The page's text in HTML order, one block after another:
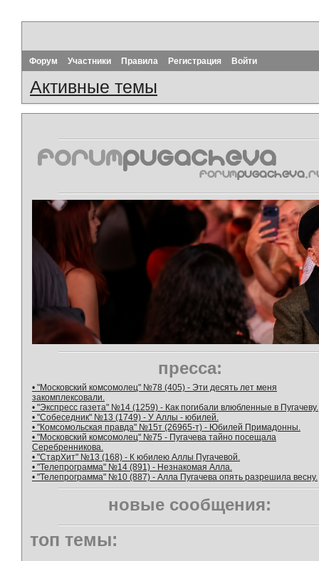
Форум Участники Правила Регистрация Войти
Активные темы
пресса:
• "Московский комсомолец" №78 (405) - Эти десять лет меня
закомплексовали.
• "Экспресс газета" №14 (1259) - Как погибали влюбленные в Пугачеву.
• "Собеседник" №13 (1749) - У Аллы - юбилей.
• "Комсомольская правда" №15т (26965-т) - Юбилей Примадонны.
• "Московский комсомолец" №75 - Пугачева тайно посещала
Серебренникова.
• "СтарХит" №13 (168) - К юбилею Аллы Пугачевой.
• "Телепрограмма" №14 (891) - Незнакомая Алла.
• "Телепрограмма" №10 (887) - Алла Пугачева опять разрешила весну.
новые сообщения:
топ темы: